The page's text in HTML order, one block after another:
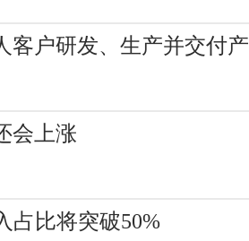
户研发、生产并交付
会上涨
占比将突破50%